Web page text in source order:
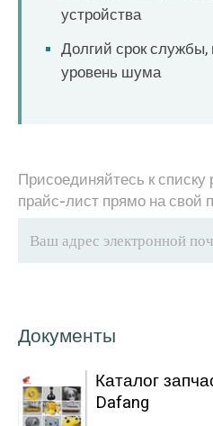
устройства
Долгий срок службы,
уровень шума
Присоединяйтесь к
прайс-лист прямо на свой
Документы
Каталог
Dafang